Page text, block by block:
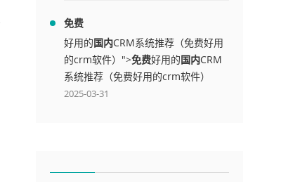
免费
好用的国内CRM系统推荐（免费好用
的crm软件）">免费好用的国内CRM
系统推荐（免费好用的crm软件）
2025-03-31